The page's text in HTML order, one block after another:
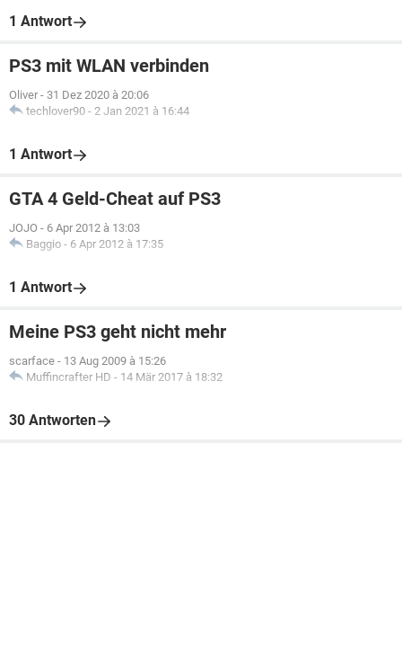
1 Antwort
PS3 mit WLAN verbinden
Oliver - 31 Dez 2020 à 20:06
techlover90 - 2 Jan 2021 à 16:44
1 Antwort
GTA 4 Geld-Cheat auf PS3
JOJO - 6 Apr 2012 à 13:03
Baggio - 6 Apr 2012 à 17:35
1 Antwort
Meine PS3 geht nicht mehr
scarface - 13 Aug 2009 à 15:26
Muffincrafter HD - 14 Mär 2017 à 18:32
30 Antworten